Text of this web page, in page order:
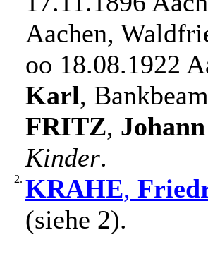
Aachen,
oo 18.08.1922
Karl,
FRITZ, Johann
Kinder.
2. KRAHE,
(siehe 2).